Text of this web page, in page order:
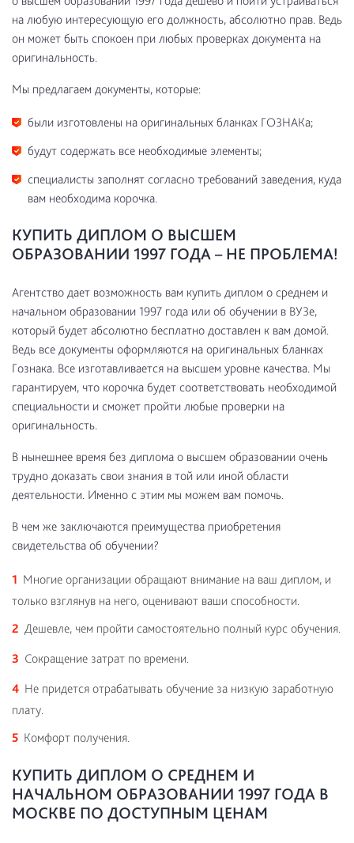
на любую интересующую его должность, абсолютно прав. Ведь
он может быть спокоен при любых проверках документа на
оригинальность.
Мы предлагаем документы, которые:
были изготовлены на оригинальных бланках ГОЗНАКа;
будут содержать все необходимые элементы;
специалисты заполнят согласно требований заведения, куда
вам необходима корочка.
КУПИТЬ ДИПЛОМ О ВЫСШЕМ
ОБРАЗОВАНИИ 1997 ГОДА – НЕ ПРОБЛЕМА!
Агентство дает возможность вам купить диплом о среднем и
начальном образовании 1997 года или об обучении в ВУЗе,
который будет абсолютно бесплатно доставлен к вам домой.
Ведь все документы оформляются на оригинальных бланках
Гознака. Все изготавливается на высшем уровне качества. Мы
гарантируем, что корочка будет соответствовать необходимой
специальности и сможет пройти любые проверки на
оригинальность.
В нынешнее время без диплома о высшем образовании очень
трудно доказать свои знания в той или иной области
деятельности. Именно с этим мы можем вам помочь.
В чем же заключаются преимущества приобретения
свидетельства об обучении?
Многие организации обращают внимание на ваш диплом, и
только взглянув на него, оценивают ваши способности.
Дешевле, чем пройти самостоятельно полный курс обучения.
Сокращение затрат по времени.
Не придется отрабатывать обучение за низкую заработную
плату.
Комфорт получения.
КУПИТЬ ДИПЛОМ О СРЕДНЕМ И
НАЧАЛЬНОМ ОБРАЗОВАНИИ 1997 ГОДА В
МОСКВЕ ПО ДОСТУПНЫМ ЦЕНАМ